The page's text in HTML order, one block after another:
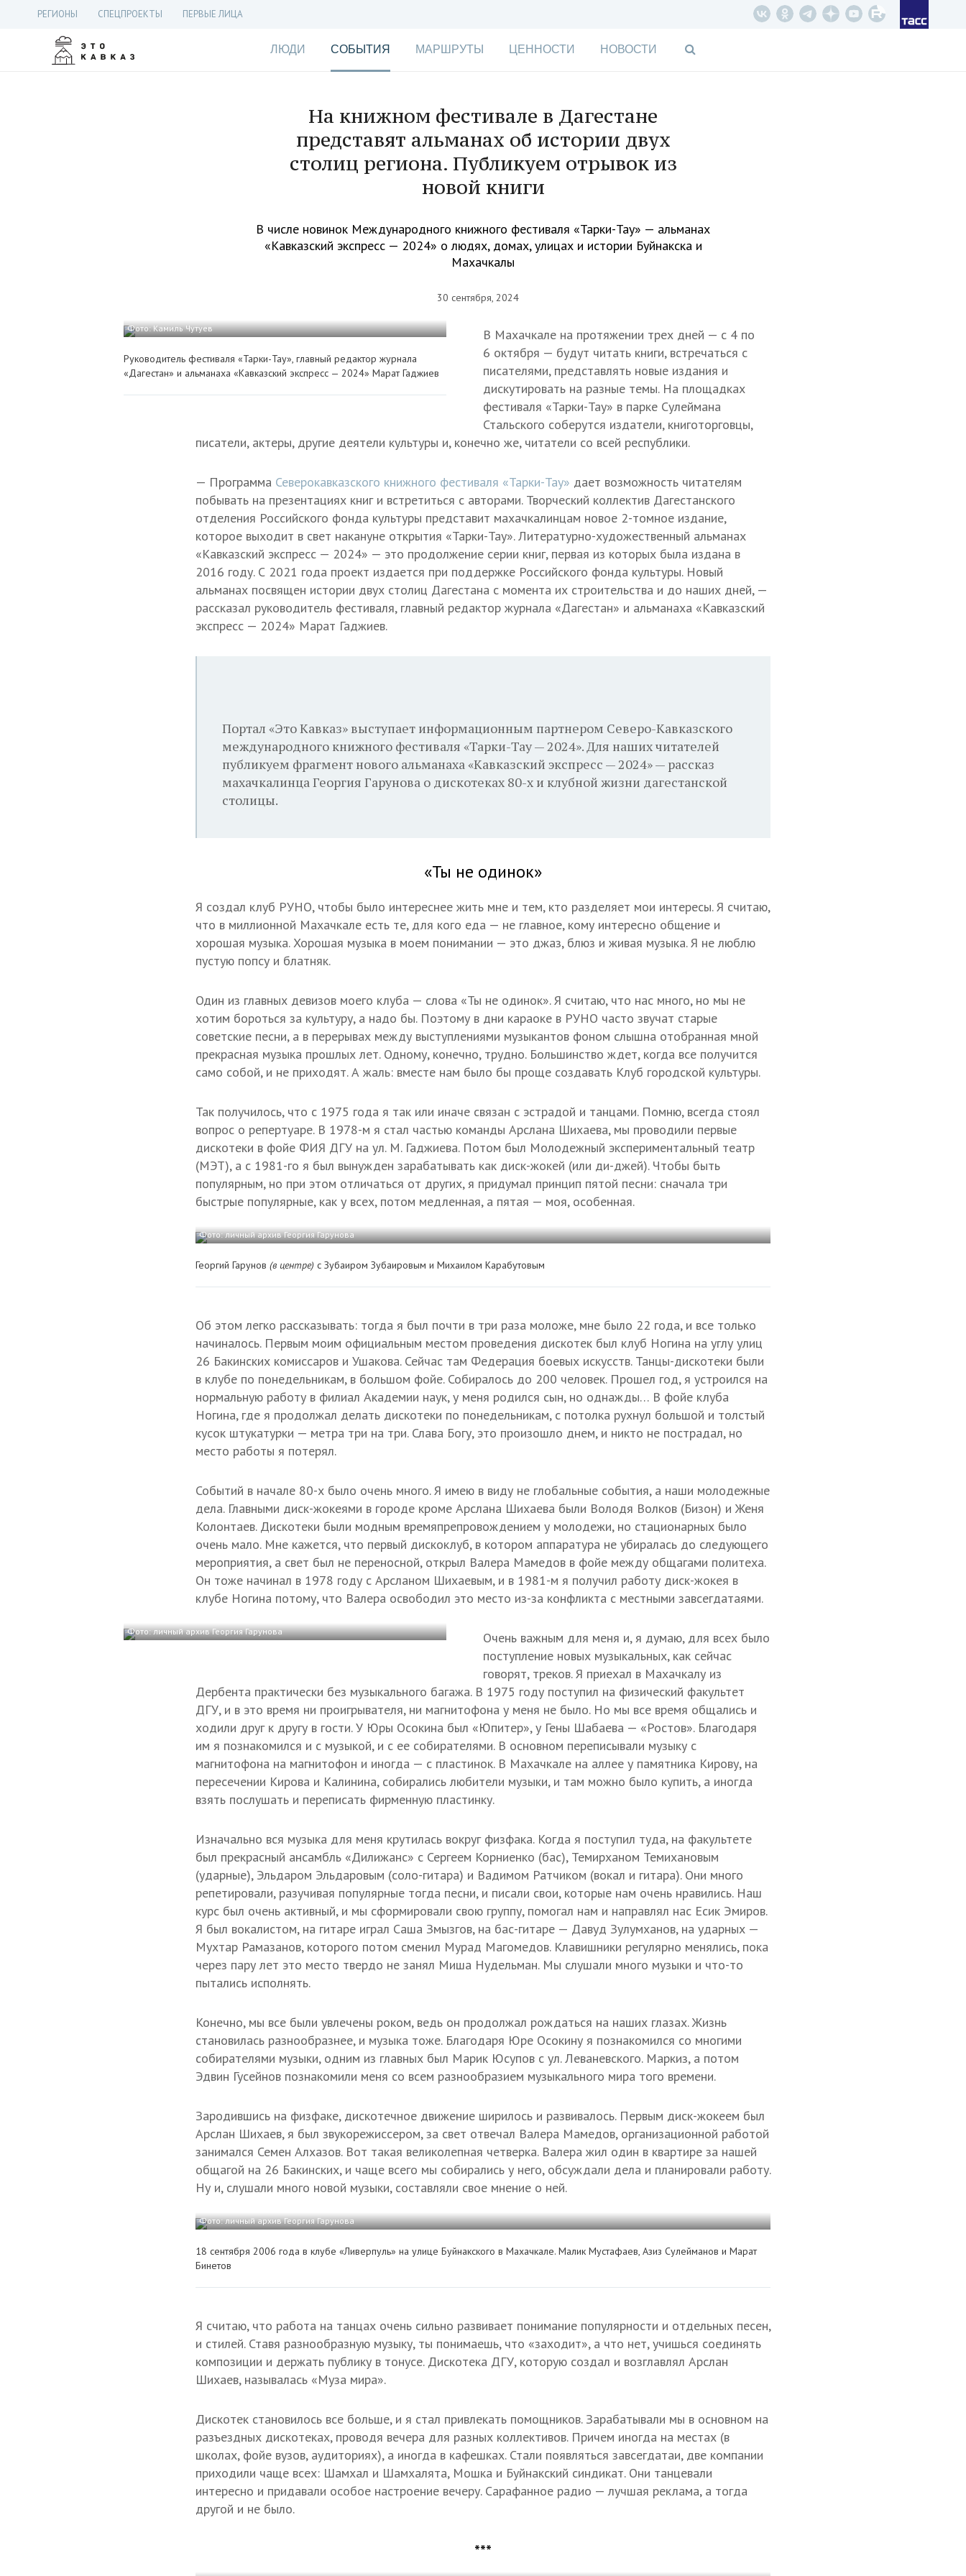
РЕГИОНЫ СПЕЦПРОЕКТЫ ПЕРВЫЕ ЛИЦА
ЛЮДИ СОБЫТИЯ МАРШРУТЫ ЦЕННОСТИ НОВОСТИ
На книжном фестивале в Дагестане
представят альманах об истории двух
столиц региона. Публикуем отрывок из
новой книги
В числе новинок Международного книжного фестиваля «Тарки-Тау» — альманах
«Кавказский экспресс — 2024» о людях, домах, улицах и истории Буйнакска и
Махачкалы
30 сентября, 2024
Фото: Камиль Чутуев
Руководитель фестиваля «Тарки-Тау», главный редактор журнала
«Дагестан» и альманаха «Кавказский экспресс — 2024» Марат Гаджиев
В Махачкале на протяжении трех дней — с 4 по
6 октября — будут читать книги, встречаться с
писателями, представлять новые издания и
дискутировать на разные темы. На площадках
фестиваля «Тарки-Тау» в парке Сулеймана
Стальского соберутся издатели, книготорговцы,
писатели, актеры, другие деятели культуры и, конечно же, читатели со всей республики.
— Программа Северокавказского книжного фестиваля «Тарки-Тау» дает возможность читателям
побывать на презентациях книг и встретиться с авторами. Творческий коллектив Дагестанского
отделения Российского фонда культуры представит махачкалинцам новое 2-томное издание,
которое выходит в свет накануне открытия «Тарки-Тау». Литературно-художественный альманах
«Кавказский экспресс — 2024» — это продолжение серии книг, первая из которых была издана в
2016 году. С 2021 года проект издается при поддержке Российского фонда культуры. Новый
альманах посвящен истории двух столиц Дагестана с момента их строительства и до наших дней, —
рассказал руководитель фестиваля, главный редактор журнала «Дагестан» и альманаха «Кавказский
экспресс — 2024» Марат Гаджиев.
Портал «Это Кавказ» выступает информационным партнером Северо-Кавказского
международного книжного фестиваля «Тарки-Тау — 2024». Для наших читателей
публикуем фрагмент нового альманаха «Кавказский экспресс — 2024» — рассказ
махачкалинца Георгия Гарунова о дискотеках 80-х и клубной жизни дагестанской
столицы.
«Ты не одинок»
Я создал клуб РУНО, чтобы было интереснее жить мне и тем, кто разделяет мои интересы. Я считаю,
что в миллионной Махачкале есть те, для кого еда — не главное, кому интересно общение и
хорошая музыка. Хорошая музыка в моем понимании — это джаз, блюз и живая музыка. Я не люблю
пустую попсу и блатняк.
Один из главных девизов моего клуба — слова «Ты не одинок». Я считаю, что нас много, но мы не
хотим бороться за культуру, а надо бы. Поэтому в дни караоке в РУНО часто звучат старые
советские песни, а в перерывах между выступлениями музыкантов фоном слышна отобранная мной
прекрасная музыка прошлых лет. Одному, конечно, трудно. Большинство ждет, когда все получится
само собой, и не приходят. А жаль: вместе нам было бы проще создавать Клуб городской культуры.
Так получилось, что с 1975 года я так или иначе связан с эстрадой и танцами. Помню, всегда стоял
вопрос о репертуаре. В 1978-м я стал частью команды Арслана Шихаева, мы проводили первые
дискотеки в фойе ФИЯ ДГУ на ул. М. Гаджиева. Потом был Молодежный экспериментальный театр
(МЭТ), а с 1981-го я был вынужден зарабатывать как диск-жокей (или ди-джей). Чтобы быть
популярным, но при этом отличаться от других, я придумал принцип пятой песни: сначала три
быстрые популярные, как у всех, потом медленная, а пятая — моя, особенная.
Фото: личный архив Георгия Гарунова
Георгий Гарунов (в центре) с Зубаиром Зубаировым и Михаилом Карабутовым
Об этом легко рассказывать: тогда я был почти в три раза моложе, мне было 22 года, и все только
начиналось. Первым моим официальным местом проведения дискотек был клуб Ногина на углу улиц
26 Бакинских комиссаров и Ушакова. Сейчас там Федерация боевых искусств. Танцы-дискотеки были
в клубе по понедельникам, в большом фойе. Собиралось до 200 человек. Прошел год, я устроился на
нормальную работу в филиал Академии наук, у меня родился сын, но однажды… В фойе клуба
Ногина, где я продолжал делать дискотеки по понедельникам, с потолка рухнул большой и толстый
кусок штукатурки — метра три на три. Слава Богу, это произошло днем, и никто не пострадал, но
место работы я потерял.
Событий в начале 80-х было очень много. Я имею в виду не глобальные события, а наши молодежные
дела. Главными диск-жокеями в городе кроме Арслана Шихаева были Володя Волков (Бизон) и Женя
Колонтаев. Дискотеки были модным времяпрепровождением у молодежи, но стационарных было
очень мало. Мне кажется, что первый дискоклуб, в котором аппаратура не убиралась до следующего
мероприятия, а свет был не переносной, открыл Валера Мамедов в фойе между общагами политеха.
Он тоже начинал в 1978 году с Арсланом Шихаевым, и в 1981-м я получил работу диск-жокея в
клубе Ногина потому, что Валера освободил это место из-за конфликта с местными завсегдатаями.
Фото: личный архив Георгия Гарунова
Очень важным для меня и, я думаю, для всех было
поступление новых музыкальных, как сейчас
говорят, треков. Я приехал в Махачкалу из
Дербента практически без музыкального багажа. В 1975 году поступил на физический факультет
ДГУ, и в это время ни проигрывателя, ни магнитофона у меня не было. Но мы все время общались и
ходили друг к другу в гости. У Юры Осокина был «Юпитер», у Гены Шабаева — «Ростов». Благодаря
им я познакомился и с музыкой, и с ее собирателями. В основном переписывали музыку с
магнитофона на магнитофон и иногда — с пластинок. В Махачкале на аллее у памятника Кирову, на
пересечении Кирова и Калинина, собирались любители музыки, и там можно было купить, а иногда
взять послушать и переписать фирменную пластинку.
Изначально вся музыка для меня крутилась вокруг физфака. Когда я поступил туда, на факультете
был прекрасный ансамбль «Дилижанс» с Сергеем Корниенко (бас), Темирханом Темихановым
(ударные), Эльдаром Эльдаровым (соло-гитара) и Вадимом Ратчиком (вокал и гитара). Они много
репетировали, разучивая популярные тогда песни, и писали свои, которые нам очень нравились. Наш
курс был очень активный, и мы сформировали свою группу, помогал нам и направлял нас Есик Эмиров.
Я был вокалистом, на гитаре играл Саша Змызгов, на бас-гитаре — Давуд Зулумханов, на ударных —
Мухтар Рамазанов, которого потом сменил Мурад Магомедов. Клавишники регулярно менялись, пока
через пару лет это место твердо не занял Миша Нудельман. Мы слушали много музыки и что-то
пытались исполнять.
Конечно, мы все были увлечены роком, ведь он продолжал рождаться на наших глазах. Жизнь
становилась разнообразнее, и музыка тоже. Благодаря Юре Осокину я познакомился со многими
собирателями музыки, одним из главных был Марик Юсупов с ул. Леваневского. Маркиз, а потом
Эдвин Гусейнов познакомили меня со всем разнообразием музыкального мира того времени.
Зародившись на физфаке, дискотечное движение ширилось и развивалось. Первым диск-жокеем был
Арслан Шихаев, я был звукорежиссером, за свет отвечал Валера Мамедов, организационной работой
занимался Семен Алхазов. Вот такая великолепная четверка. Валера жил один в квартире за нашей
общагой на 26 Бакинских, и чаще всего мы собирались у него, обсуждали дела и планировали работу.
Ну и, слушали много новой музыки, составляли свое мнение о ней.
Фото: личный архив Георгия Гарунова
18 сентября 2006 года в клубе «Ливерпуль» на улице Буйнакского в Махачкале. Малик Мустафаев, Азиз Сулейманов и Марат
Бинетов
Я считаю, что работа на танцах очень сильно развивает понимание популярности и отдельных песен,
и стилей. Ставя разнообразную музыку, ты понимаешь, что «заходит», а что нет, учишься соединять
композиции и держать публику в тонусе. Дискотека ДГУ, которую создал и возглавлял Арслан
Шихаев, называлась «Муза мира».
Дискотек становилось все больше, и я стал привлекать помощников. Зарабатывали мы в основном на
разъездных дискотеках, проводя вечера для разных коллективов. Причем иногда на местах (в
школах, фойе вузов, аудиториях), а иногда в кафешках. Стали появляться завсегдатаи, две компании
приходили чаще всех: Шамхал и Шамхалята, Мошка и Буйнакский синдикат. Они танцевали
интересно и придавали особое настроение вечеру. Сарафанное радио — лучшая реклама, а тогда
другой и не было.
***